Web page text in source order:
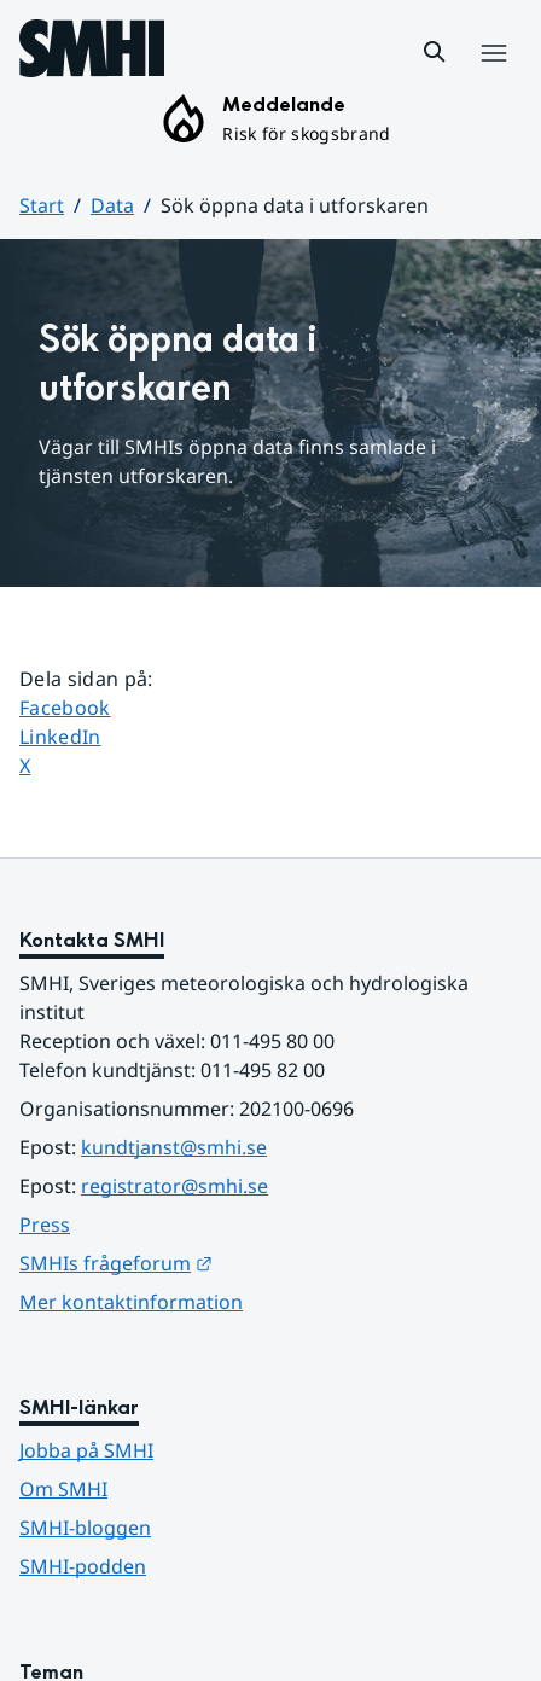
Hoppa till sidans innehåll
Meddelande
Risk för skogsbrand
Start Data
Sök öppna data i utforskaren
Huvudinnehåll
Sök öppna data i
utforskaren
Vägar till SMHIs öppna data finns samlade i
tjänsten utforskaren.
Dela sidan på:
Dela sidan på
Facebook
Dela sidan på
LinkedIn
Dela sidan på
X
Kontakta SMHI
SMHI, Sveriges meteorologiska och hydrologiska
institut
Reception och växel: 011-495 80 00
Telefon kundtjänst: 011-495 82 00
Organisationsnummer: 202100-0696
Epost: kundtjanst@smhi.se
Epost: registrator@smhi.se
Press
SMHIs frågeforum
Mer kontaktinformation
SMHI-länkar
Jobba på SMHI
Om SMHI
SMHI-bloggen
SMHI-podden
Teman